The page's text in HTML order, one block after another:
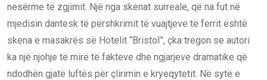
nesërme të zgjimit. Një nga skenat surreale, që na fut në
mjedisin dantesk të përshkrimit të vuajtjeve të ferrit është
skena e masakrës së Hotelit “Bristol”, çka tregon se autori
ka një njohje të mirë të fakteve dhe ngjarjeve dramatike që
ndodhën gjatë luftës për çlirimin e kryeqytetit. Në sytë e